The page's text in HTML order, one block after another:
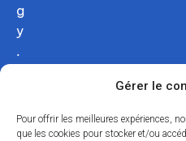
Gérer le
Pour offrir les meilleures expériences,
que les cookies pour stocker et/ou
g
y
.
m
02